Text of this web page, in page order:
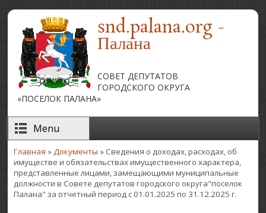
Перейти к основному содержаниюsnd.palana.org -
Палана
СОВЕТ ДЕПУТАТОВ
ГОРОДСКОГО ОКРУГА
«ПОСЕЛОК ПАЛАНА»
Menu
Вы здесь
Главная »Документы » Сведения о доходах, расходах, об
имуществе и обязательствах имущественного характера,
представленные лицами, замещающими муниципальные
должности в Совете депутатов городского округа"поселок
Палана" за отчетный период с 01.01.2025 по 31.12.2025 г.